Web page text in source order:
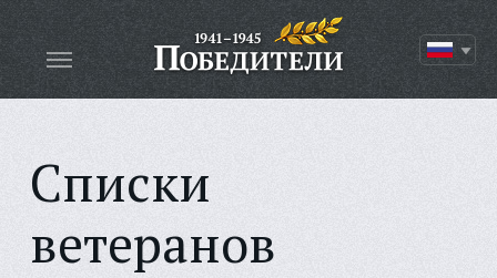
Списки
ветеранов